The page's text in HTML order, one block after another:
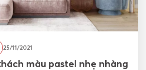
25/11/2021
màu pastel nhẹ nhàng